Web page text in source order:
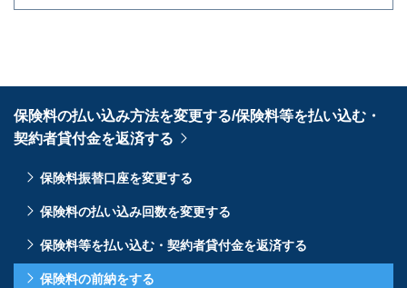
保険料の払い込み方法を変更する/保険料等を払い込む・
契約者貸付金を返済する
保険料振替口座を変更する
保険料の払い込み回数を変更する
保険料等を払い込む・契約者貸付金を返済する
保険料の前納をする